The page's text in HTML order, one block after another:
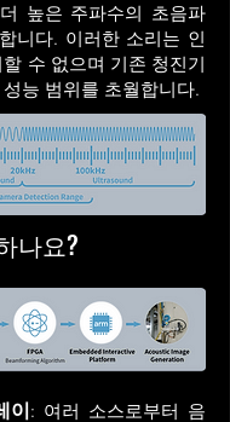
높은 주파수의 초음파
니다. 이러한 소리는 인
수 없으며 기존 청진기
능 범위를 초월합니다.
나요?
이: 여러 소스로부터 음